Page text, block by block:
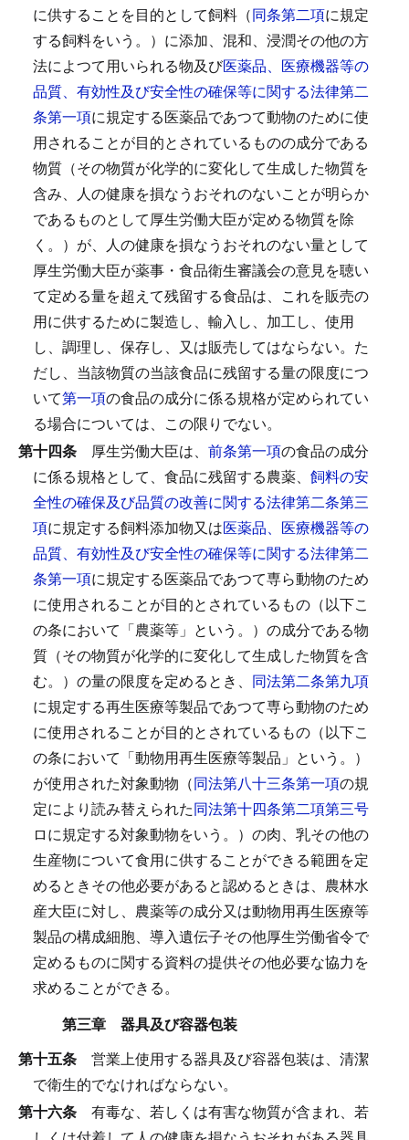
に供することを目的として飼料（同条第二項に規定
する飼料をいう。）に添加、混和、浸潤その他の方
法によつて用いられる物及び医薬品、医療機器等の
品質、有効性及び安全性の確保等に関する法律第二
条第一項に規定する医薬品であつて動物のために使
用されることが目的とされているものの成分である
物質（その物質が化学的に変化して生成した物質を
含み、人の健康を損なうおそれのないことが明らか
であるものとして厚生労働大臣が定める物質を除
く。）が、人の健康を損なうおそれのない量として
厚生労働大臣が薬事・食品衛生審議会の意見を聴い
て定める量を超えて残留する食品は、これを販売の
用に供するために製造し、輸入し、加工し、使用
し、調理し、保存し、又は販売してはならない。 た
だし、当該物質の当該食品に残留する量の限度につ
いて第一項の食品の成分に係る規格が定められてい
る場合については、この限りでない。
第十四条 厚生労働大臣は、 前条第一項の食品の成分
に係る規格として、食品に残留する農薬、 飼料の安
全性の確保及び品質の改善に関する法律第二条第三
項に規定する飼料添加物又は医薬品、医療機器等の
品質、有効性及び安全性の確保等に関する法律第二
条第一項に規定する医薬品であつて専ら動物のため
に使用されることが目的とされているもの（以下こ
の条において「農薬等」という。）の成分である物
質（その物質が化学的に変化して生成した物質を含
む。）の量の限度を定めるとき、 同法第二条第九項
に規定する再生医療等製品であつて専ら動物のため
に使用されることが目的とされているもの（以下こ
の条において「動物用再生医療等製品」という。）
が使用された対象動物（同法第八十三条第一項の規
定により読み替えられた同法第十四条第二項第三号
ロに規定する対象動物をいう。）の肉、乳その他の
生産物について食用に供することができる範囲を定
めるときその他必要があると認めるときは、農林水
産大臣に対し、農薬等の成分又は動物用再生医療等
製品の構成細胞、導入遺伝子その他厚生労働省令で
定めるものに関する資料の提供その他必要な協力を
求めることができる。
第三章 器具及び容器包装
第十五条 営業上使用する器具及び容器包装は、清潔
で衛生的でなければならない。
第十六条 有毒な、若しくは有害な物質が含まれ、若